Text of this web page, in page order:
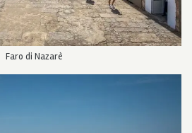
Faro di Nazarè